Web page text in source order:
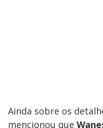
Ainda sobre os
mencionou que